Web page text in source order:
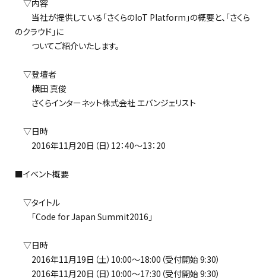
▽内容
当社が提供している「さくらのIoT Platform」の概要と、「さくら
のクラウド」に
ついてご紹介いたします。
▽登壇者
横田 真俊
さくらインターネット株式会社 エバンジェリスト
▽日時
2016年11月20日（日）12：40～13：20
■イベント概要
▽タイトル
「Code for Japan Summit2016」
▽日時
2016年11月19日（土）10:00～18:00（受付開始 9:30）
2016年11月20日（日）10:00～17:30（受付開始 9:30）